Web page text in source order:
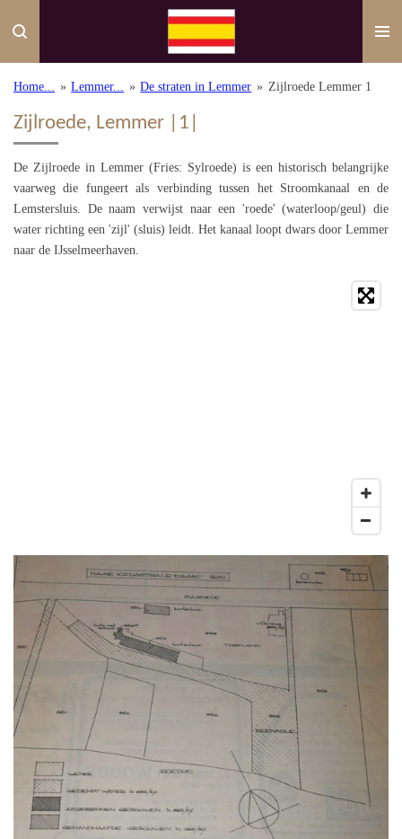
direct
de
Home... » Lemmer... » De straten in Lemmer » Zijlroede Lemmer 1
Zijlroede, Lemmer |1|
De Zijlroede in Lemmer (Fries: Sylroede) is een historisch belangrijke
vaarweg die fungeert als verbinding tussen het Stroomkanaal en de
Lemstersluis. De naam verwijst naar een 'roede' (waterloop/geul) die
water richting een 'zijl' (sluis) leidt. Het kanaal loopt dwars door Lemmer
naar de IJsselmeerhaven.